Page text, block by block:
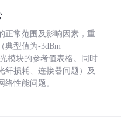
正常范围及影响因素，重
典型值为-3dBm
模块的参考值表格。同时
纤损耗、连接器问题）及
性能问题。